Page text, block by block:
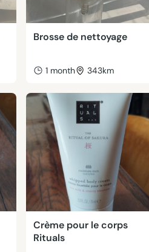
Brosse de nettoyage
1 month 343km
Crème pour le corps
Rituals